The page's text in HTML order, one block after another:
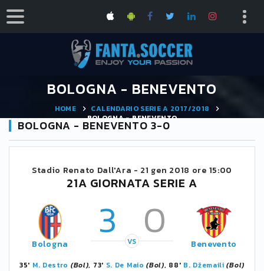
BOLOGNA - BENEVENTO
HOME
CALENDARIO SERIE A 2017/2018
BOLOGNA - BENEVENTO
BOLOGNA - BENEVENTO 3-0
Stadio Renato Dall'Ara - 21 gen 2018 ore 15:00
21A GIORNATA SERIE A
Bologna 3 0
VS Benevento
35' M. Destro (Bol), 73' S. De Maio (Bol), 88' B. Džemaili (Bol)